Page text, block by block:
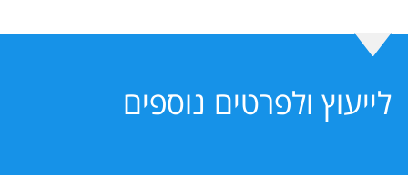
לייעוץ ולפרטים נוספים